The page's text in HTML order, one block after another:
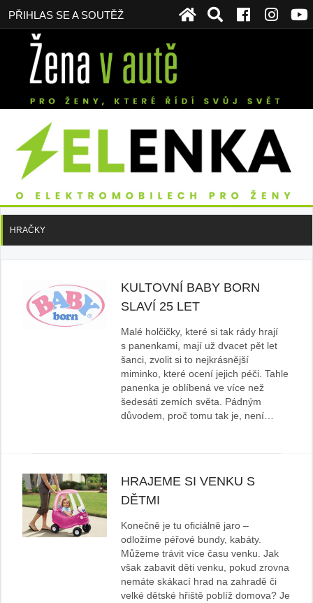
PŘIHLAS SE A SOUTĚŽ
HRAČKY
KULTOVNÍ BABY BORN
SLAVÍ 25 LET
Malé holčičky, které si tak rády hrají
s panenkami, mají už dvacet pět let
šanci, zvolit si to nejkrásnější
miminko, které ocení jejich péči. Tahle
panenka je oblíbená ve více než
šedesáti zemích světa. Pádným
důvodem, proč tomu tak je, není…
HRAJEME SI VENKU S
DĚTMI
Konečně je tu oficiálně jaro –
odložíme péřové bundy, kabáty.
Můžeme trávit více času venku. Jak
však zabavit děti venku, pokud zrovna
nemáte skákací hrad na zahradě či
velké dětské hřiště poblíž domova? Je